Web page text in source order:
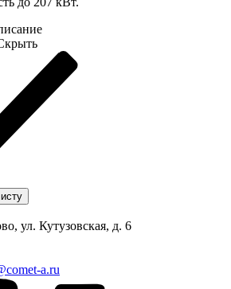
ул. Кутузовская, д. 6
a.ru